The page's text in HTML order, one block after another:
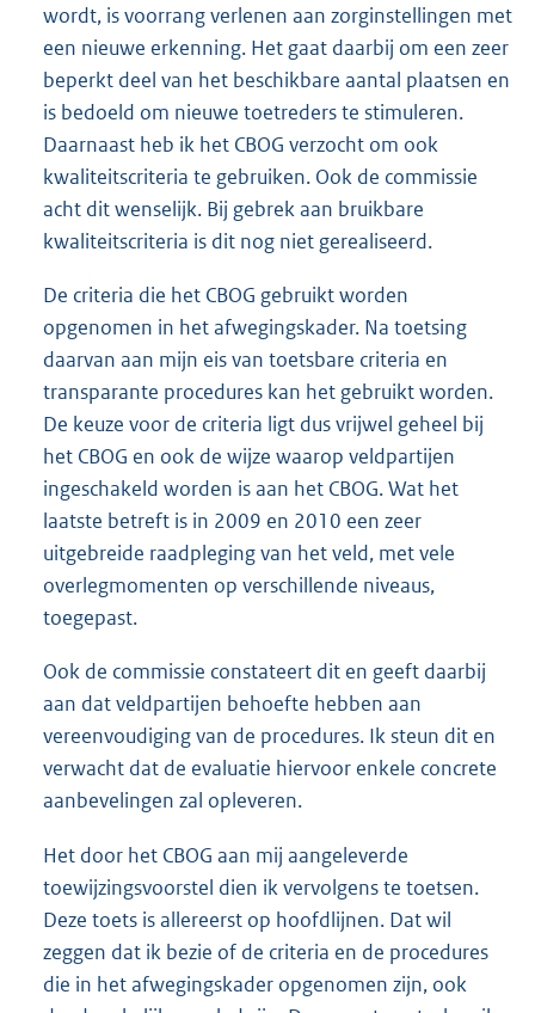
wordt, is voorrang verlenen aan zorginstellingen met
een nieuwe erkenning. Het gaat daarbij om een zeer
beperkt deel van het beschikbare aantal plaatsen en
is bedoeld om nieuwe toetreders te stimuleren.
Daarnaast heb ik het CBOG verzocht om ook
kwaliteitscriteria te gebruiken. Ook de commissie
acht dit wenselijk. Bij gebrek aan bruikbare
kwaliteitscriteria is dit nog niet gerealiseerd.
De criteria die het CBOG gebruikt worden
opgenomen in het afwegingskader. Na toetsing
daarvan aan mijn eis van toetsbare criteria en
transparante procedures kan het gebruikt worden.
De keuze voor de criteria ligt dus vrijwel geheel bij
het CBOG en ook de wijze waarop veldpartijen
ingeschakeld worden is aan het CBOG. Wat het
laatste betreft is in 2009 en 2010 een zeer
uitgebreide raadpleging van het veld, met vele
overlegmomenten op verschillende niveaus,
toegepast.
Ook de commissie constateert dit en geeft daarbij
aan dat veldpartijen behoefte hebben aan
vereenvoudiging van de procedures. Ik steun dit en
verwacht dat de evaluatie hiervoor enkele concrete
aanbevelingen zal opleveren.
Het door het CBOG aan mij aangeleverde
toewijzingsvoorstel dien ik vervolgens te toetsen.
Deze toets is allereerst op hoofdlijnen. Dat wil
zeggen dat ik bezie of de criteria en de procedures
die in het afwegingskader opgenomen zijn, ook